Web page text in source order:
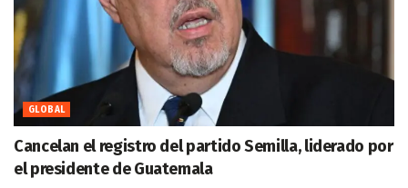
GLOBAL
Cancelan el registro del partido Semilla, liderado por
el presidente de Guatemala